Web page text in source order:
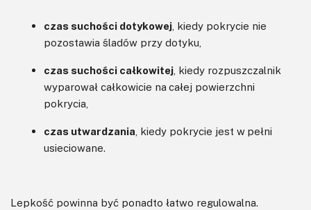
czas suchości dotykowej , kiedy pokrycie nie
pozostawia śladów przy dotyku,
czas suchości całkowitej , kiedy rozpuszczalnik
wyparował całkowicie na całej powierzchni
pokrycia,
czas utwardzania , kiedy pokrycie jest w pełni
usieciowane.
Lepkość powinna być ponadto łatwo regulowalna.